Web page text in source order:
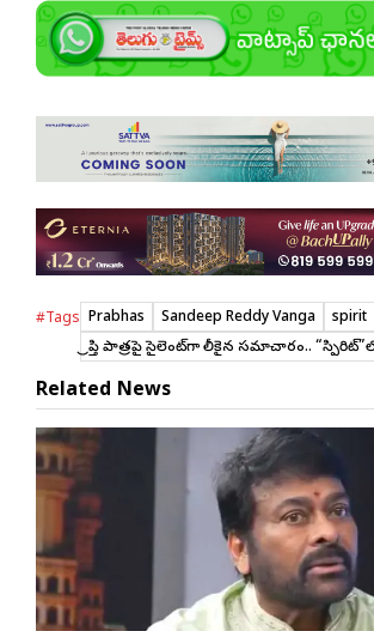
#Tags Prabhas Sandeep Reddy Vanga spirit
త్రిప్తి పాత్రపై సైలెంట్‌గా లీకైన సమాచారం..
Related News